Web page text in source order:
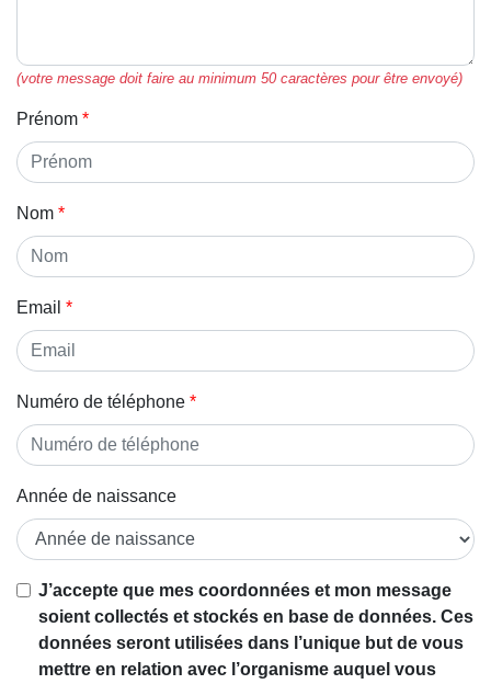
(votre message doit faire au minimum 50 caractères pour être envoyé)
Prénom
Nom
Email
Numéro de téléphone
Année de naissance
Si vous
êtes un
être
humain,
J’accepte que mes coordonnées et mon message
soient collectés et stockés en base de données. Ces
données seront utilisées dans l’unique but de vous
mettre en relation avec l’organisme auquel vous